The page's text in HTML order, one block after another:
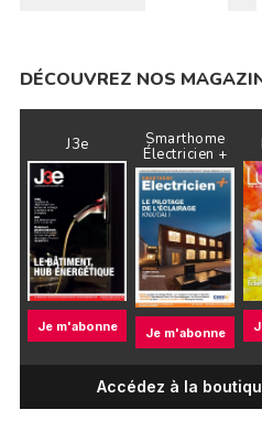
DÉCOUVREZ NOS
J3e
Je m'abonne
Smarthome
Électricien +
Je m'abonne
Accédez à la